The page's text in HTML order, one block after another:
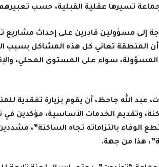
تسيرها عقلية القبلية، حسب
إلى مسؤولين قادرين على إحداث مشاريع
أن المنطقة تعاني كل هذه المشاكل بسبب
سواء على المستوى المحلي،
عبد الله جاحظ، أن يقوم بزيارة تفقدية
وتقديم الخدمات الأساسية، مؤكدين
بالتزاماته تجاه الساكنة”،
هذا من جهة.